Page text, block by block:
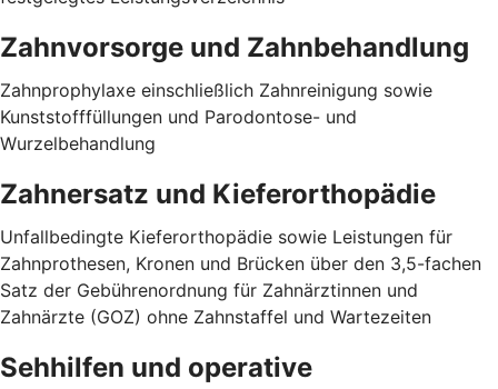
Zahnvorsorge und Zahnbehandlung
Zahnprophylaxe einschließlich Zahnreinigung sowie
Kunststofffüllungen und Parodontose- und
Wurzelbehandlung
Zahnersatz und Kieferorthopädie
Unfallbedingte Kieferorthopädie sowie Leistungen für
Zahnprothesen, Kronen und Brücken über den 3,5-fachen
Satz der Gebührenordnung für Zahnärztinnen und
Zahnärzte (GOZ) ohne Zahnstaffel und Wartezeiten
Sehhilfen und operative